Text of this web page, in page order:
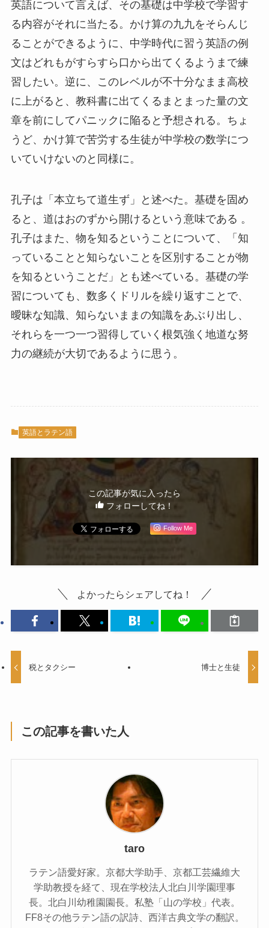
英語について言えば、その基礎は中学校で学習す
る内容がそれに当たる。かけ算の九九をそらんじ
ることができるように、中学時代に習う英語の例
文はどれもがすらすら口から出てくるようまで練
習したい。逆に、このレベルが不十分なまま高校
に上がると、教科書に出てくるまとまった量の文
章を前にしてパニックに陥ると予想される。ちょ
うど、かけ算で苦労する生徒が中学校の数学につ
いていけないのと同様に。
孔子は「本立ちて道生ず」と述べた。基礎を固め
ると、道はおのずから開けるという意味である 。
孔子はまた、物を知るということについて、「知
っていることと知らないことを区別することが物
を知るということだ」とも述べている。基礎の学
習についても、数多くドリルを繰り返すことで、
曖昧な知識、知らないままの知識をあぶり出し、
それらを一つ一つ習得していく根気強く地道な努
力の継続が大切であるように思う。
英語とラテン語
この記事が気に入ったら
フォローしてね！
Follow Me
よかったらシェアしてね！
税とタクシー 博士と生徒
この記事を書いた人
taro
ラテン語愛好家。京都大学助手、京都工芸繊維大
学助教授を経て、現在学校法人北白川学園理事
長。北白川幼稚園園長。私塾「山の学校」代表。
FF8その他ラテン語の訳詩、西洋古典文学の翻訳。